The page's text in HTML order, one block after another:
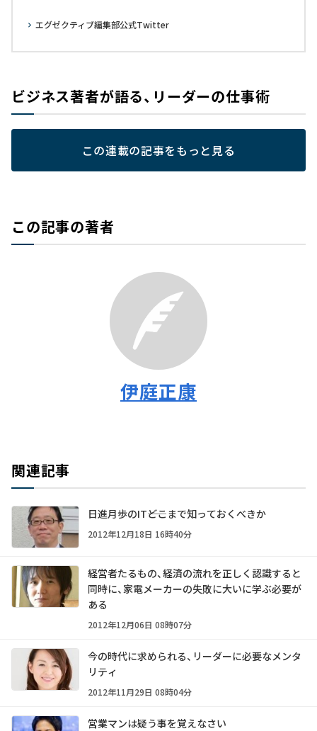
エグゼクティブ編集部公式Twitter
ビジネス著者が語る、リーダーの仕事術
この連載の記事をもっと見る
この記事の著者
伊庭正康
関連記事
日進月歩のIT――どこまで知っておくべきか
2012年12月18日 16時40分
経営者たるもの、経済の流れを正しく認識すると
同時に、家電メーカーの失敗に大いに学ぶ必要が
ある
2012年12月06日 08時07分
今の時代に求められる、リーダーに必要なメンタ
リティ
2012年11月29日 08時04分
営業マンは疑う事を覚えなさい